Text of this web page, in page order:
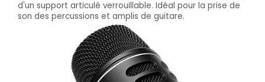
d'un support articulé verrouillable. Idéal pour la prise de
son des percussions et amplis de guitare.